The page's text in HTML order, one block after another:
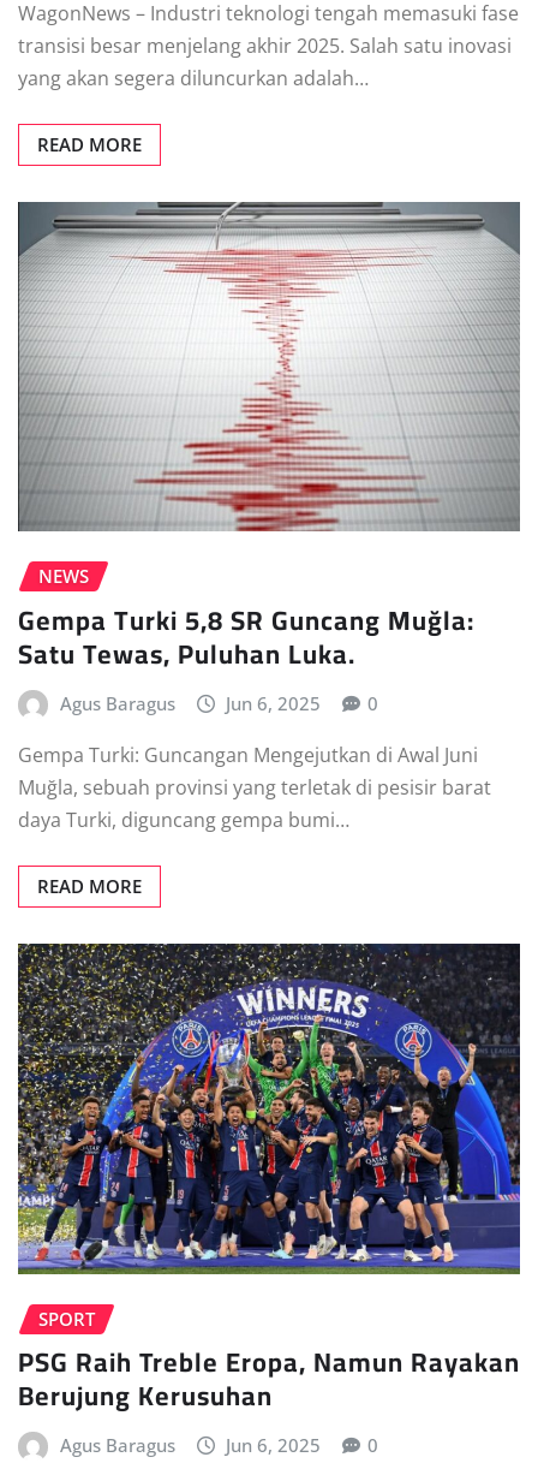
WagonNews – Industri teknologi tengah memasuki fase
transisi besar menjelang akhir 2025. Salah satu inovasi
yang akan segera diluncurkan adalah…
READ MORE
NEWS
Gempa Turki 5,8 SR Guncang Muğla:
Satu Tewas, Puluhan Luka.
Agus Baragus Jun 6, 2025 0
Gempa Turki: Guncangan Mengejutkan di Awal Juni
Muğla, sebuah provinsi yang terletak di pesisir barat
daya Turki, diguncang gempa bumi…
READ MORE
SPORT
PSG Raih Treble Eropa, Namun Rayakan
Berujung Kerusuhan
Agus Baragus Jun 6, 2025 0